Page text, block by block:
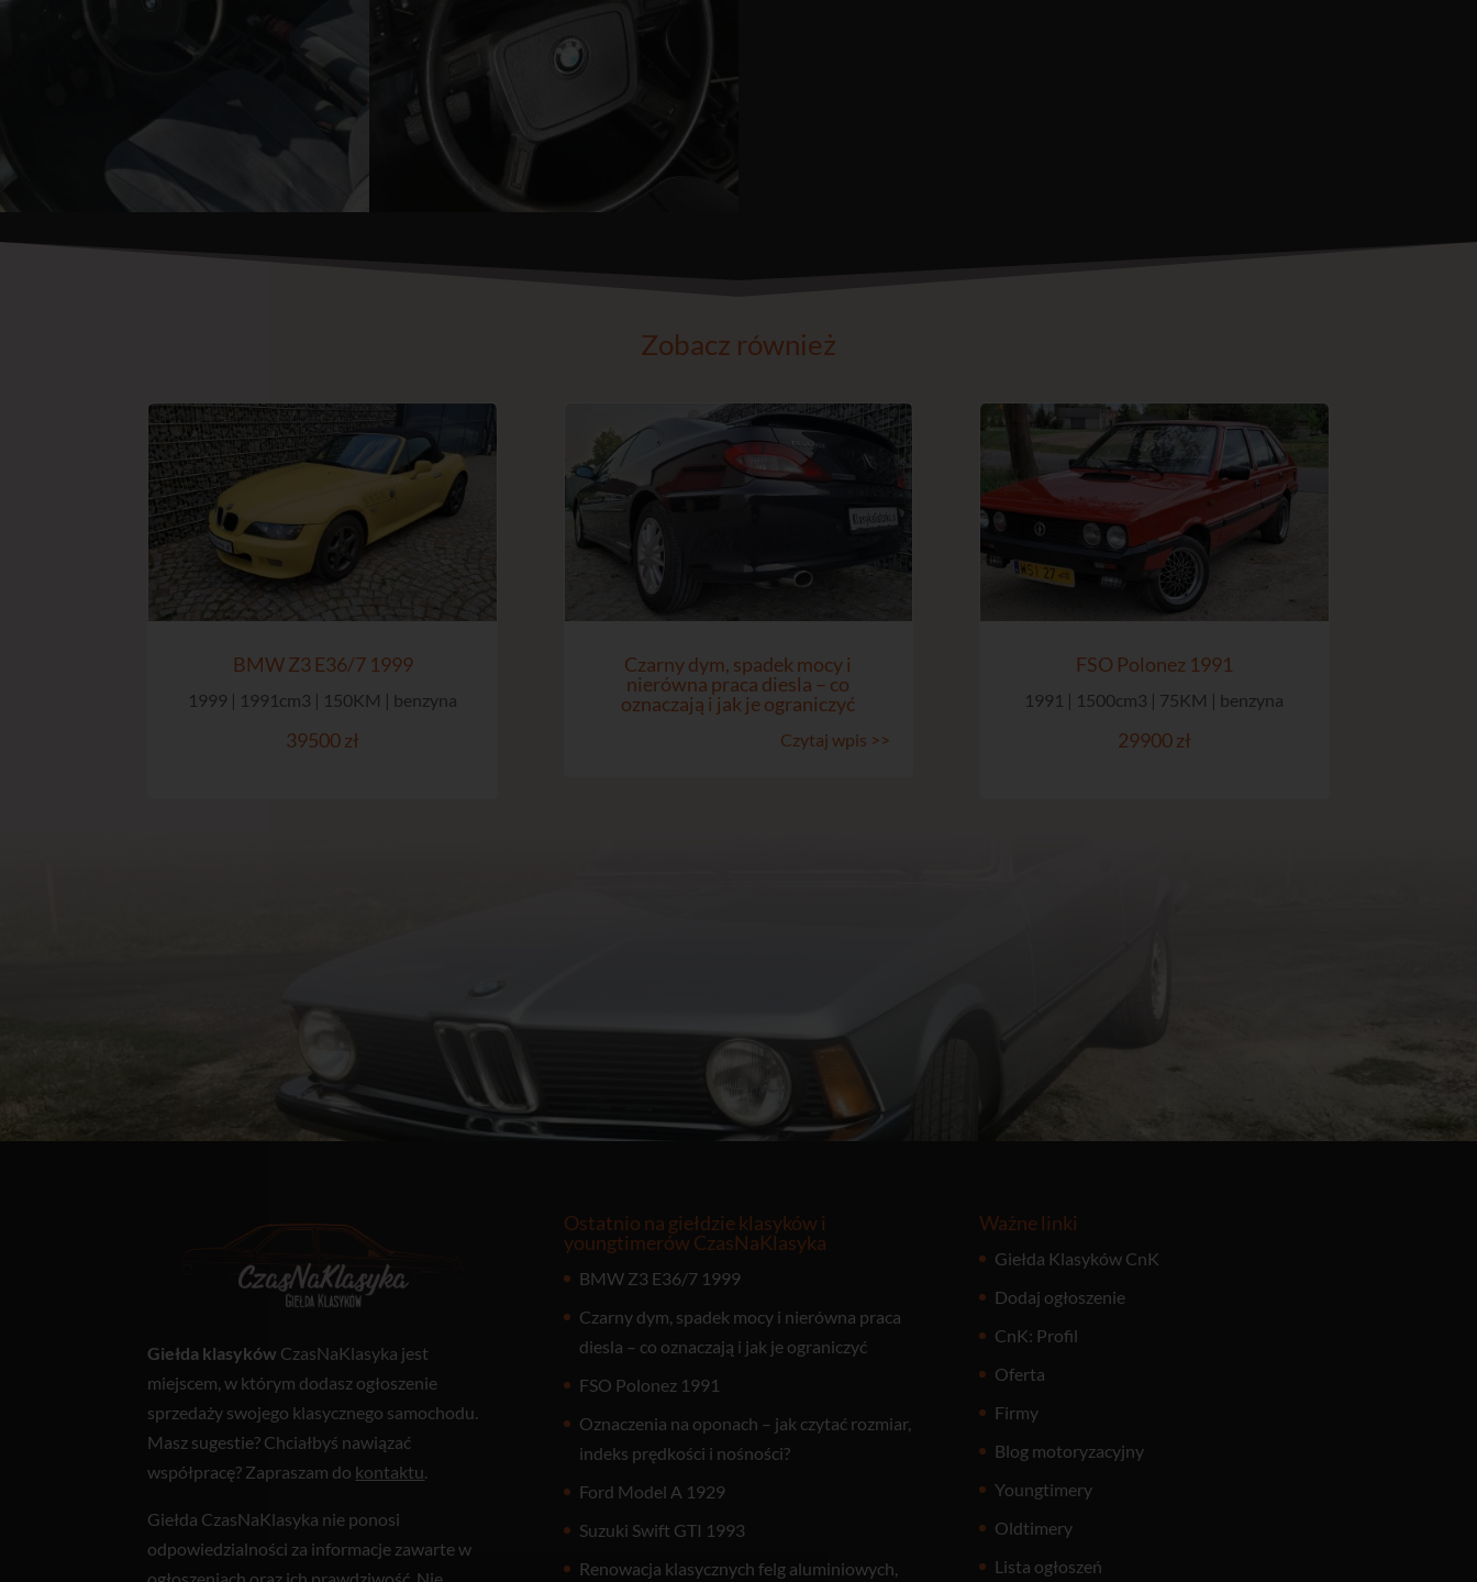
Zobacz również
BMW Z3 E36/7 1999
1999 | 1991cm3 | 150KM | benzyna
39500 zł
Czarny dym, spadek mocy i
nierówna praca diesla – co
oznaczają i jak je ograniczyć
Czytaj wpis >>
FSO Polonez 1991
1991 | 1500cm3 | 75KM | benzyna
29900 zł
Giełda klasyków CzasNaKlasyka jest
miejscem, w którym dodasz ogłoszenie
sprzedaży swojego klasycznego samochodu.
Masz sugestie? Chciałbyś nawiązać
współpracę? Zapraszam do kontaktu.
Giełda CzasNaKlasyka nie ponosi
odpowiedzialności za informacje zawarte w
Ostatnio na giełdzie klasyków i
youngtimerów CzasNaKlasyka
BMW Z3 E36/7 1999
Czarny dym, spadek mocy i nierówna praca
diesla – co oznaczają i jak je ograniczyć
FSO Polonez 1991
Oznaczenia na oponach – jak czytać rozmiar,
indeks prędkości i nośności?
Ford Model A 1929
Suzuki Swift GTI 1993
Renowacja klasycznych felg aluminiowych,
Ważne linki
Giełda Klasyków CnK
Dodaj ogłoszenie
CnK: Profil
Oferta
Firmy
Blog motoryzacyjny
Youngtimery
Oldtimery
Lista ogłoszeń